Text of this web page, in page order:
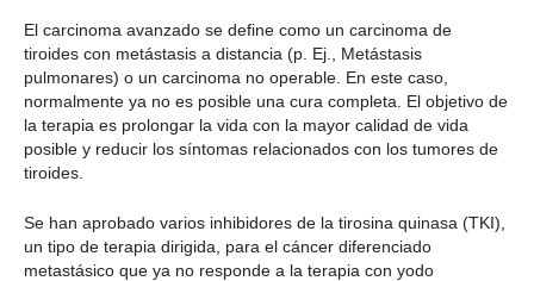
El carcinoma avanzado se define como un carcinoma de
tiroides con metástasis a distancia (p. Ej., Metástasis
pulmonares) o un carcinoma no operable. En este caso,
normalmente ya no es posible una cura completa. El objetivo de
la terapia es prolongar la vida con la mayor calidad de vida
posible y reducir los síntomas relacionados con los tumores de
tiroides.
Se han aprobado varios inhibidores de la tirosina quinasa (TKI),
un tipo de terapia dirigida, para el cáncer diferenciado
metastásico que ya no responde a la terapia con yodo